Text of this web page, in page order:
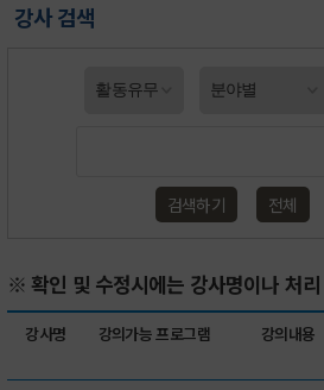
강사 검색
검색하기 전체
※ 확인 및 수정시에는 강사명이나 처
강사명 강의가능 프로그램 강의내용